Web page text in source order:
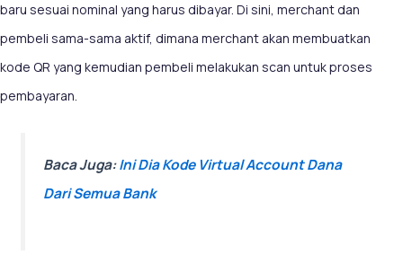
baru sesuai nominal yang harus dibayar. Di sini, merchant dan
pembeli sama-sama aktif, dimana merchant akan membuatkan
kode QR yang kemudian pembeli melakukan scan untuk proses
pembayaran.
Baca Juga:Ini Dia Kode Virtual Account Dana
Dari Semua Bank